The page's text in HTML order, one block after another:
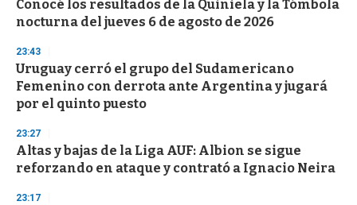
s
o
f
3
s
e
c
o
d
s
Conocé los resultados de la Quiniela y la Tómbola
nocturna del jueves 6 de agosto de 2026
23:43
Uruguay cerró el grupo del Sudamericano
Femenino con derrota ante Argentina y jugará
por el quinto puesto
23:27
Altas y bajas de la Liga AUF: Albion se sigue
reforzando en ataque y contrató a Ignacio Neira
23:17